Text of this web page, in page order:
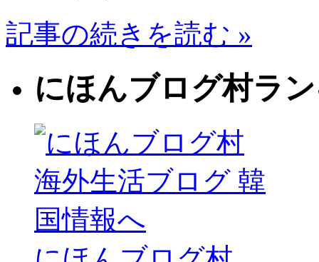
記事の続きを読む »
にほんブログ村ラ